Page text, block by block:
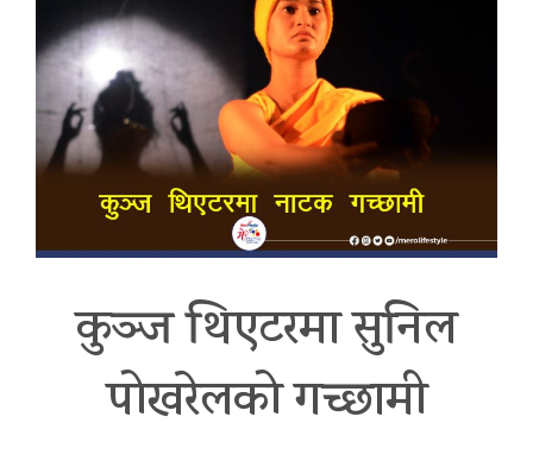
कुञ्ज थिएटरमा सुनिल
पोखरेलको गच्छामी